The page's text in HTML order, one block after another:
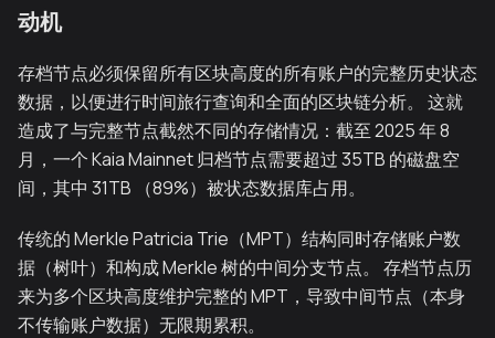
动机
存档节点必须保留所有区块高度的所有账户的完整历史状态
数据，以便进行时间旅行查询和全面的区块链分析。 这就
造成了与完整节点截然不同的存储情况：截至 2025 年 8
月，一个 Kaia Mainnet 归档节点需要超过 35TB 的磁盘空
间，其中 31TB （89%）被状态数据库占用。
传统的 Merkle Patricia Trie（MPT）结构同时存储账户数
据（树叶）和构成 Merkle 树的中间分支节点。 存档节点历
来为多个区块高度维护完整的 MPT，导致中间节点（本身
不传输账户数据）无限期累积。